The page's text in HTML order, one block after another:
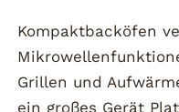
Kompaktbacköfen
Grillen und
ein großes Gerät